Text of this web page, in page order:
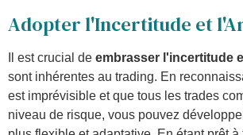
Adopter l'Incertitude et
Il est crucial de embrasser l'incertitude
sont inhérentes au trading. En
est imprévisible et que tous les trades
niveau de risque, vous pouvez